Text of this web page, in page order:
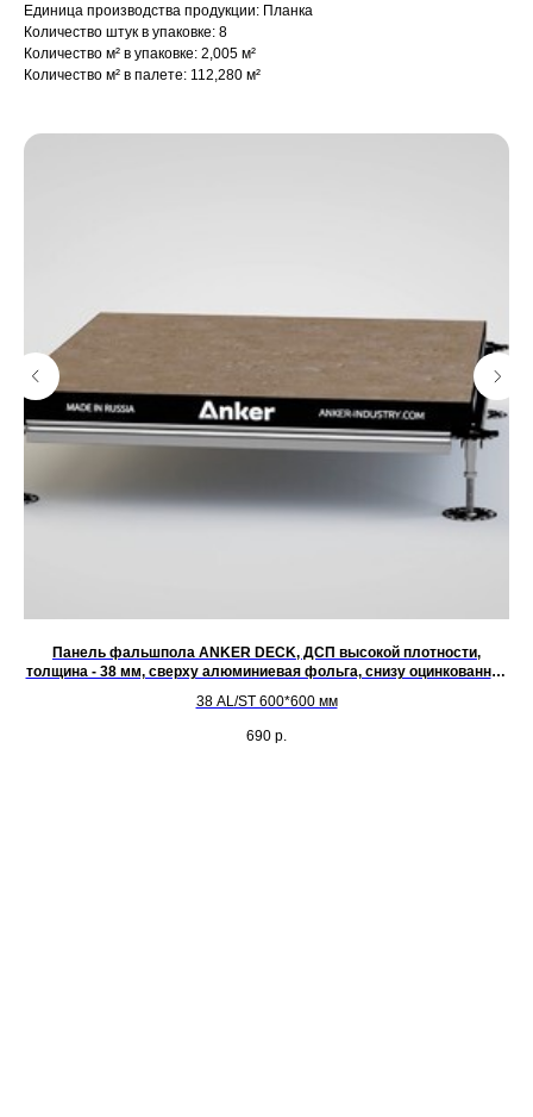
Единица производства продукции: Планка
Количество штук в упаковке: 8
Количество м² в упаковке: 2,005 м²
Количество м² в палете: 112,280 м²
Панель фальшпола ANKER DECK, ДСП высокой плотности,
толщина - 38 мм, сверху алюминиевая фольга, снизу оцинкованная
38 AL/ST 600*600 мм
690 р.